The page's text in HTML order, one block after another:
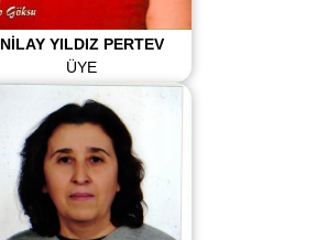
NİLAY YILDIZ PERTEV
ÜYE